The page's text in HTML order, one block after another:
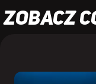
Zobacz